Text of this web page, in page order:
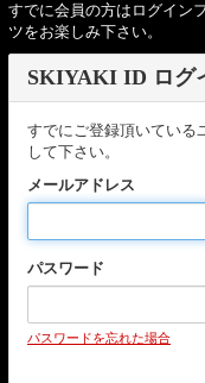
すでに会員の方はログイン
ツをお楽しみ下さい。
SKIYAKI ID ログ
すでにご登録頂いている
して下さい。
メールアドレス
パスワード
パスワードを忘れた場合